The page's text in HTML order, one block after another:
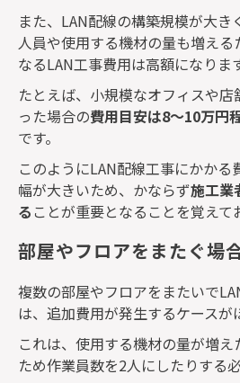
また、 LAN配線の構築規模が大き
人員や使用する機材の量も増える
なるLAN工事費用は高額になりま
たとえば、小規模なオフィスや店
った場合の費用目安は8～10万円
です。
このようにLAN配線工事にかかる
幅が大きいため、かならず施工業
る ことが重要となることを覚えて
部屋やフロアをまたぐ場
複数の部屋やフロアをまたいで
は、追加費用が発生するケースが
これは、使用する機材の量が増
ため作業員数を2人にしたりする